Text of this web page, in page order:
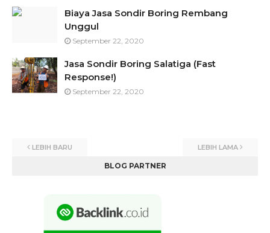
Biaya Jasa Sondir Boring Rembang
Unggul
September 22, 2020
Jasa Sondir Boring Salatiga (Fast
Response!)
September 22, 2020
LEBIH BARU LEBIH LAMA
BLOG PARTNER